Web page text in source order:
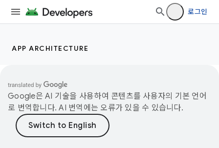
로그인
APP ARCHITECTURE
Google은 AI 기술을 사용하여 콘텐츠를 사용자의 기본 언어
로 번역합니다. AI 번역에는 오류가 있을 수 있습니다.